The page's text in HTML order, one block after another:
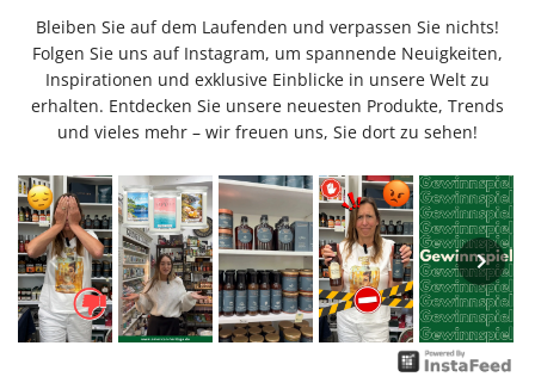
Bleiben Sie auf dem Laufenden und verpassen Sie nichts!
Folgen Sie uns auf Instagram, um spannende Neuigkeiten,
Inspirationen und exklusive Einblicke in unsere Welt zu
erhalten. Entdecken Sie unsere neuesten Produkte, Trends
und vieles mehr – wir freuen uns, Sie dort zu sehen!